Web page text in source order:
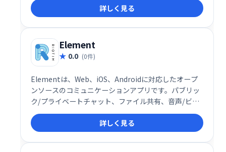
コミュニケーションを取ることができます。
詳しく見る
Element
0.0 (0件)
Elementは、Web、iOS、Androidに対応したオープ
ンソースのコミュニケーションアプリです。パブリッ
ク/プライベートチャット、ファイル共有、音声/ビデ
オ会議などを提供し、GitHubやJiraなどとの統合も可
能です。カジュアルなチャットから本格的なコラボレ
ーションまで、あらゆるニーズに対応します。
詳しく見る